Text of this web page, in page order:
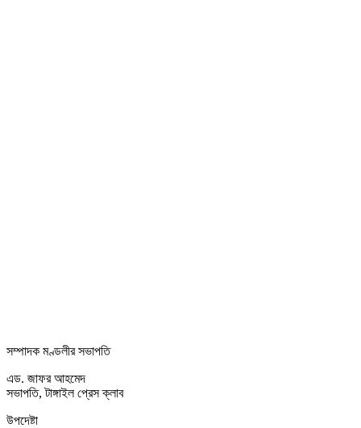
সম্পাদক মণ্ডলীর সভাপতি
এড. জাফর আহমেদ
সভাপতি, টাঙ্গাইল প্রেস ক্লাব
উপদেষ্টা